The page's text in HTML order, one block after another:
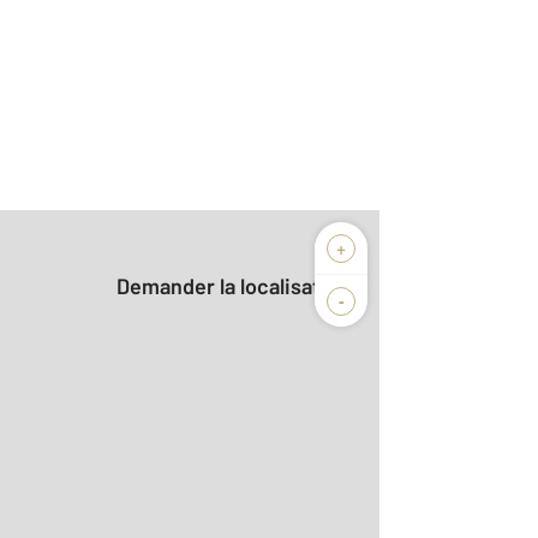
+
-
Demander la localisation